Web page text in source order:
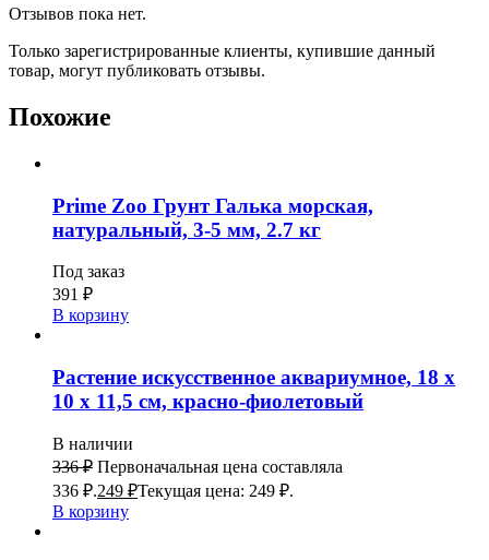
Отзывов пока нет.
Только зарегистрированные клиенты, купившие данный
товар, могут публиковать отзывы.
Похожие
Prime Zoo Грунт Галька морская,
натуральный, 3-5 мм, 2.7 кг
Под заказ
391 ₽
В корзину
Растение искусственное аквариумное, 18 х
10 х 11,5 см, красно-фиолетовый
В наличии
336₽ Первоначальная цена составляла
336 ₽.249 ₽Текущая цена: 249 ₽.
В корзину